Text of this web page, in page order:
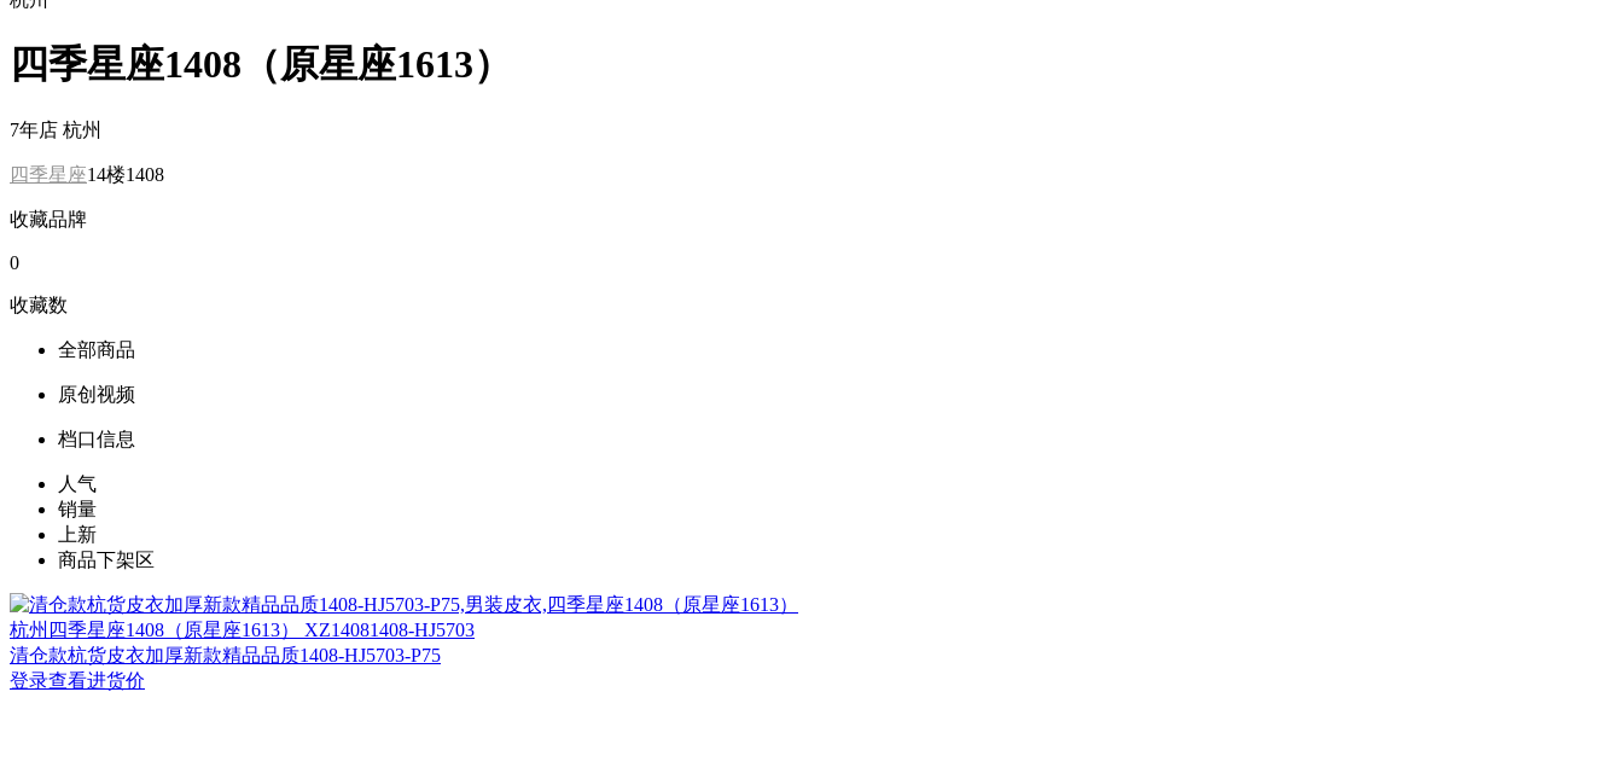
四季星座1408（原星座1613）
7年店 杭州
四季星座14楼1408
收藏品牌
0
收藏数
全部商品
原创视频
档口信息
人气
销量
上新
商品下架区
杭州 四季星座1408（原星座1613） XZ14081408-HJ5703
清仓款杭货皮衣加厚新款精品品质1408-HJ5703-P75
登录查看进货价